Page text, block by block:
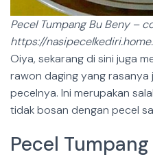
Pecel Tumpang Bu Beny –
https://
Oiya, sekarang di sini juga
rawon daging yang rasanya
pecelnya. Ini merupakan
tidak bosan dengan pecel
Pecel